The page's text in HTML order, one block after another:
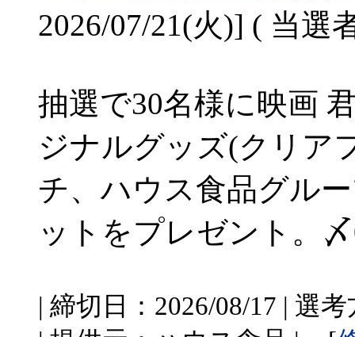
2026/07/21(火)] ( 当選
抽選で30名様に映画
ジナルグッズ(クリア
チ、ハウス食品グル
ットをプレゼント。
| 締切日：2026/08/17 | 選